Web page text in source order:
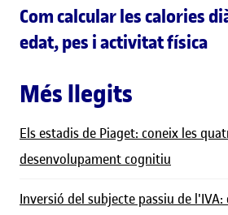
Com calcular les calories
edat, pes i activitat física
Més llegits
Els estadis de Piaget: coneix les
desenvolupament cognitiu
Inversió del subjecte passiu de